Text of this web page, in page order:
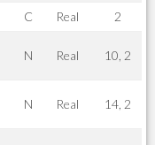
C Real
2
N Real 10, 2
N Real 14, 2